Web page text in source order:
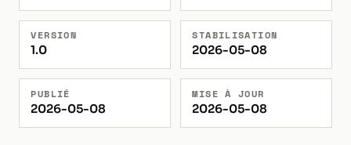
VERSION
1.0
STABILISATION
2026-05-08
PUBLIÉ
2026-05-08
MISE À JOUR
2026-05-08